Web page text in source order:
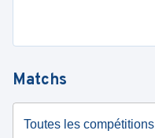
Matchs
Toutes les compétitions